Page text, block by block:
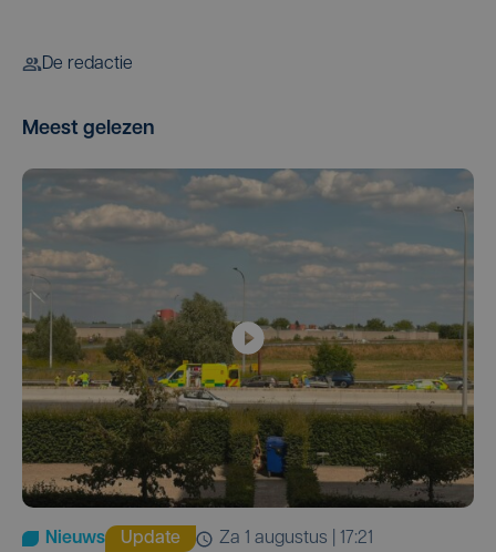
De redactie
Meest gelezen
Nieuws Update
za 1 augustus | 17:21